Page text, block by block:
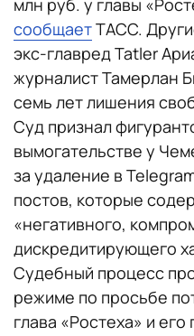
млн руб. у главы
сообщаетТАСС.
экс-главред Tatler
журналист Тамерлан
семь лет лишения
Суд признал
вымогательстве у
за удаление в
постов, которые
«негативного,
дискредитирующего
Судебный процесс
режиме по просьбе
глава «Ростеха» и